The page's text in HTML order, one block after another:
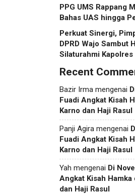
PPG UMS Rappang
Bahas UAS hingga
Perkuat Sinergi,
DPRD Wajo Sambut
Silaturahmi Kapolres
Recent
Bazir Irma mengenai
Fuadi Angkat Kisah
Karno dan Haji Rasul
Panji Agira mengenai
Fuadi Angkat Kisah
Karno dan Haji Rasul
Yah mengenai Di
Angkat Kisah
dan Haji Rasul